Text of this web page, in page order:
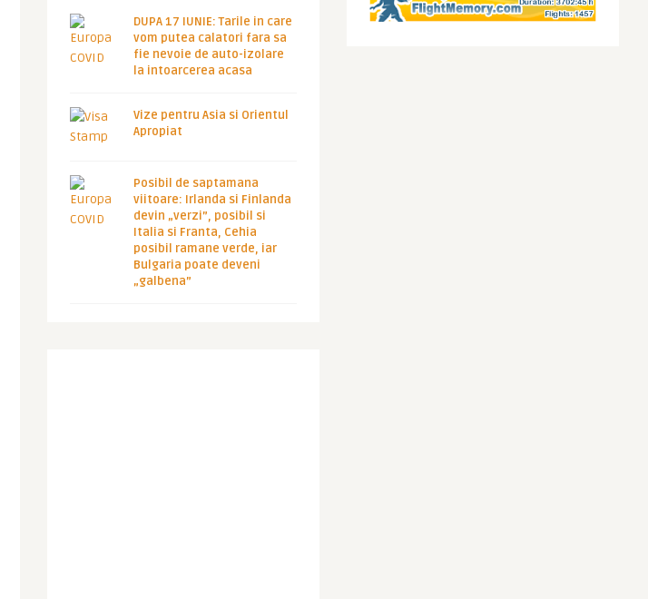
DUPA 17 IUNIE: Tarile in care
vom putea calatori fara sa
fie nevoie de auto-izolare
la intoarcerea acasa
Vize pentru Asia si Orientul
Apropiat
Posibil de saptamana
viitoare: Irlanda si Finlanda
devin „verzi”, posibil si
Italia si Franta, Cehia
posibil ramane verde, iar
Bulgaria poate deveni
„galbena”